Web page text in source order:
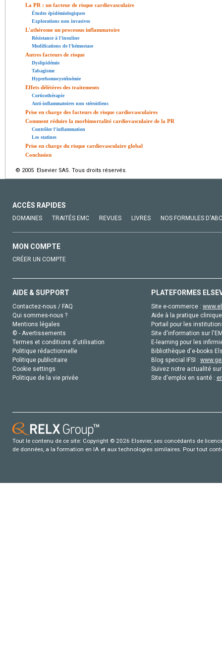
La PR : un facteur de risque cardiovasculaire
Études épidémiologiques
Explorations non invasives
L'athérome un processus inflammatoire
Résistance à l'insuline
Modifications de l'hémostase
Autres facteurs de risque
Dyslipidémie
Tabagisme
Hyperhomocystéinémie
Effets délétères des traitements
Corticothérapie
Anti-inflammatoires non stéroïdiens
Prise en charge des facteurs de risque cardiovasculaires
Comment réduire la morbimortalité cardiovasculaire de la PR
Contrôler l'inflammation
Les statines
Prise en charge du risque cardiovasculaire global
Conclusion
© 2005 Elsevier SAS. Tous droits réservés.
ACCÈS RAPIDES
DOMAINES TRAITÉS EMC REVUES LIVRES NOS FORMULES
MON COMPTE
CRÉER UN COMPTE
AIDE & SUPPORT
Contactez-nous / FAQ
Qui sommes-nous ?
Mentions légales
© - Avertissements
Termes et conditions d'utilisation
Politique rédactionnelle
Politique publicitaire
Cookie settings
Politique de la vie privée
PLATEFORMES
Site e-commerce :
Aide à la pratique
Portail pour les
Site d'information sur
E-learning pour les
Bibliothèque d'e-books
Blog special IFSI :
Suivez notre actualité
Site d'emploi en santé :
Tout le contenu de ce site: Copyright © 2026 Elsevier, ses concédants de
de données, a la formation en IA et aux technologies similaires. Pour tout